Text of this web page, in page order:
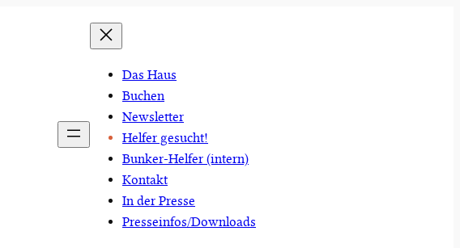
Das Haus
Buchen
Newsletter
Helfer gesucht!
Bunker-Helfer (intern)
Kontakt
In der Presse
Presseinfos/Downloads